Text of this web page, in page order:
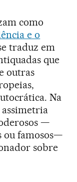
como
e o
traduz em
que
outras
Na
—
ou famosos—
sobre